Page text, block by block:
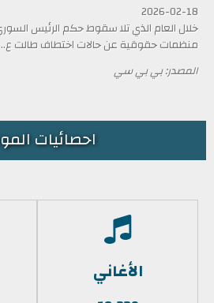
2026-02-18
خلال العام الذي تلا سقوط حكم الرئيس
منظمات حقوقية عن حالات اختطاف طالت
المصدر: بي بي سي
احصائيات
الأغاني